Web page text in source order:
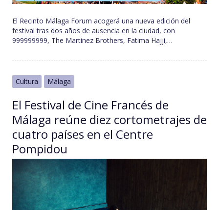
El Recinto Málaga Forum acogerá una nueva edición del
festival tras dos años de ausencia en la ciudad, con
999999999, The Martinez Brothers, Fatima Hajji,…
Cultura Málaga
El Festival de Cine Francés de
Málaga reúne diez cortometrajes de
cuatro países en el Centre
Pompidou